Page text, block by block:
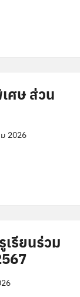
ศษ ส่วน
2026
รียนร่วม